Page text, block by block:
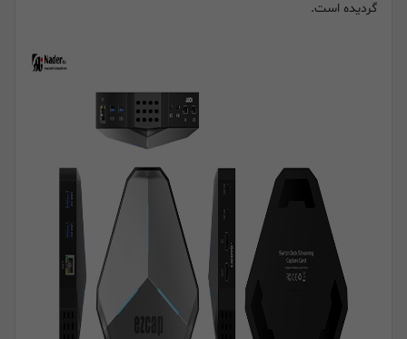
گردیده است.